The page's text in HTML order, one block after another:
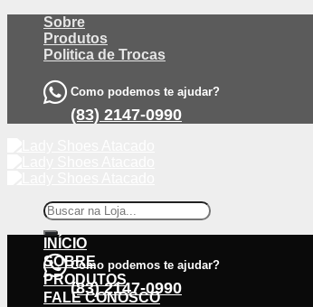
content
Sobre
Produtos
Politica de Trocas
Como podemos te ajudar?
(83) 2147-0990
Pesquisar
por:
Como podemos te ajudar?
(83) 2147-0990
INÍCIO
SOBRE
PRODUTOS
FALE CONOSCO